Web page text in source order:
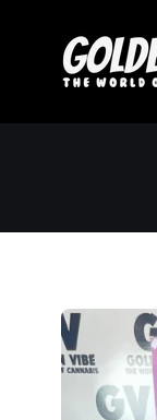
contenu